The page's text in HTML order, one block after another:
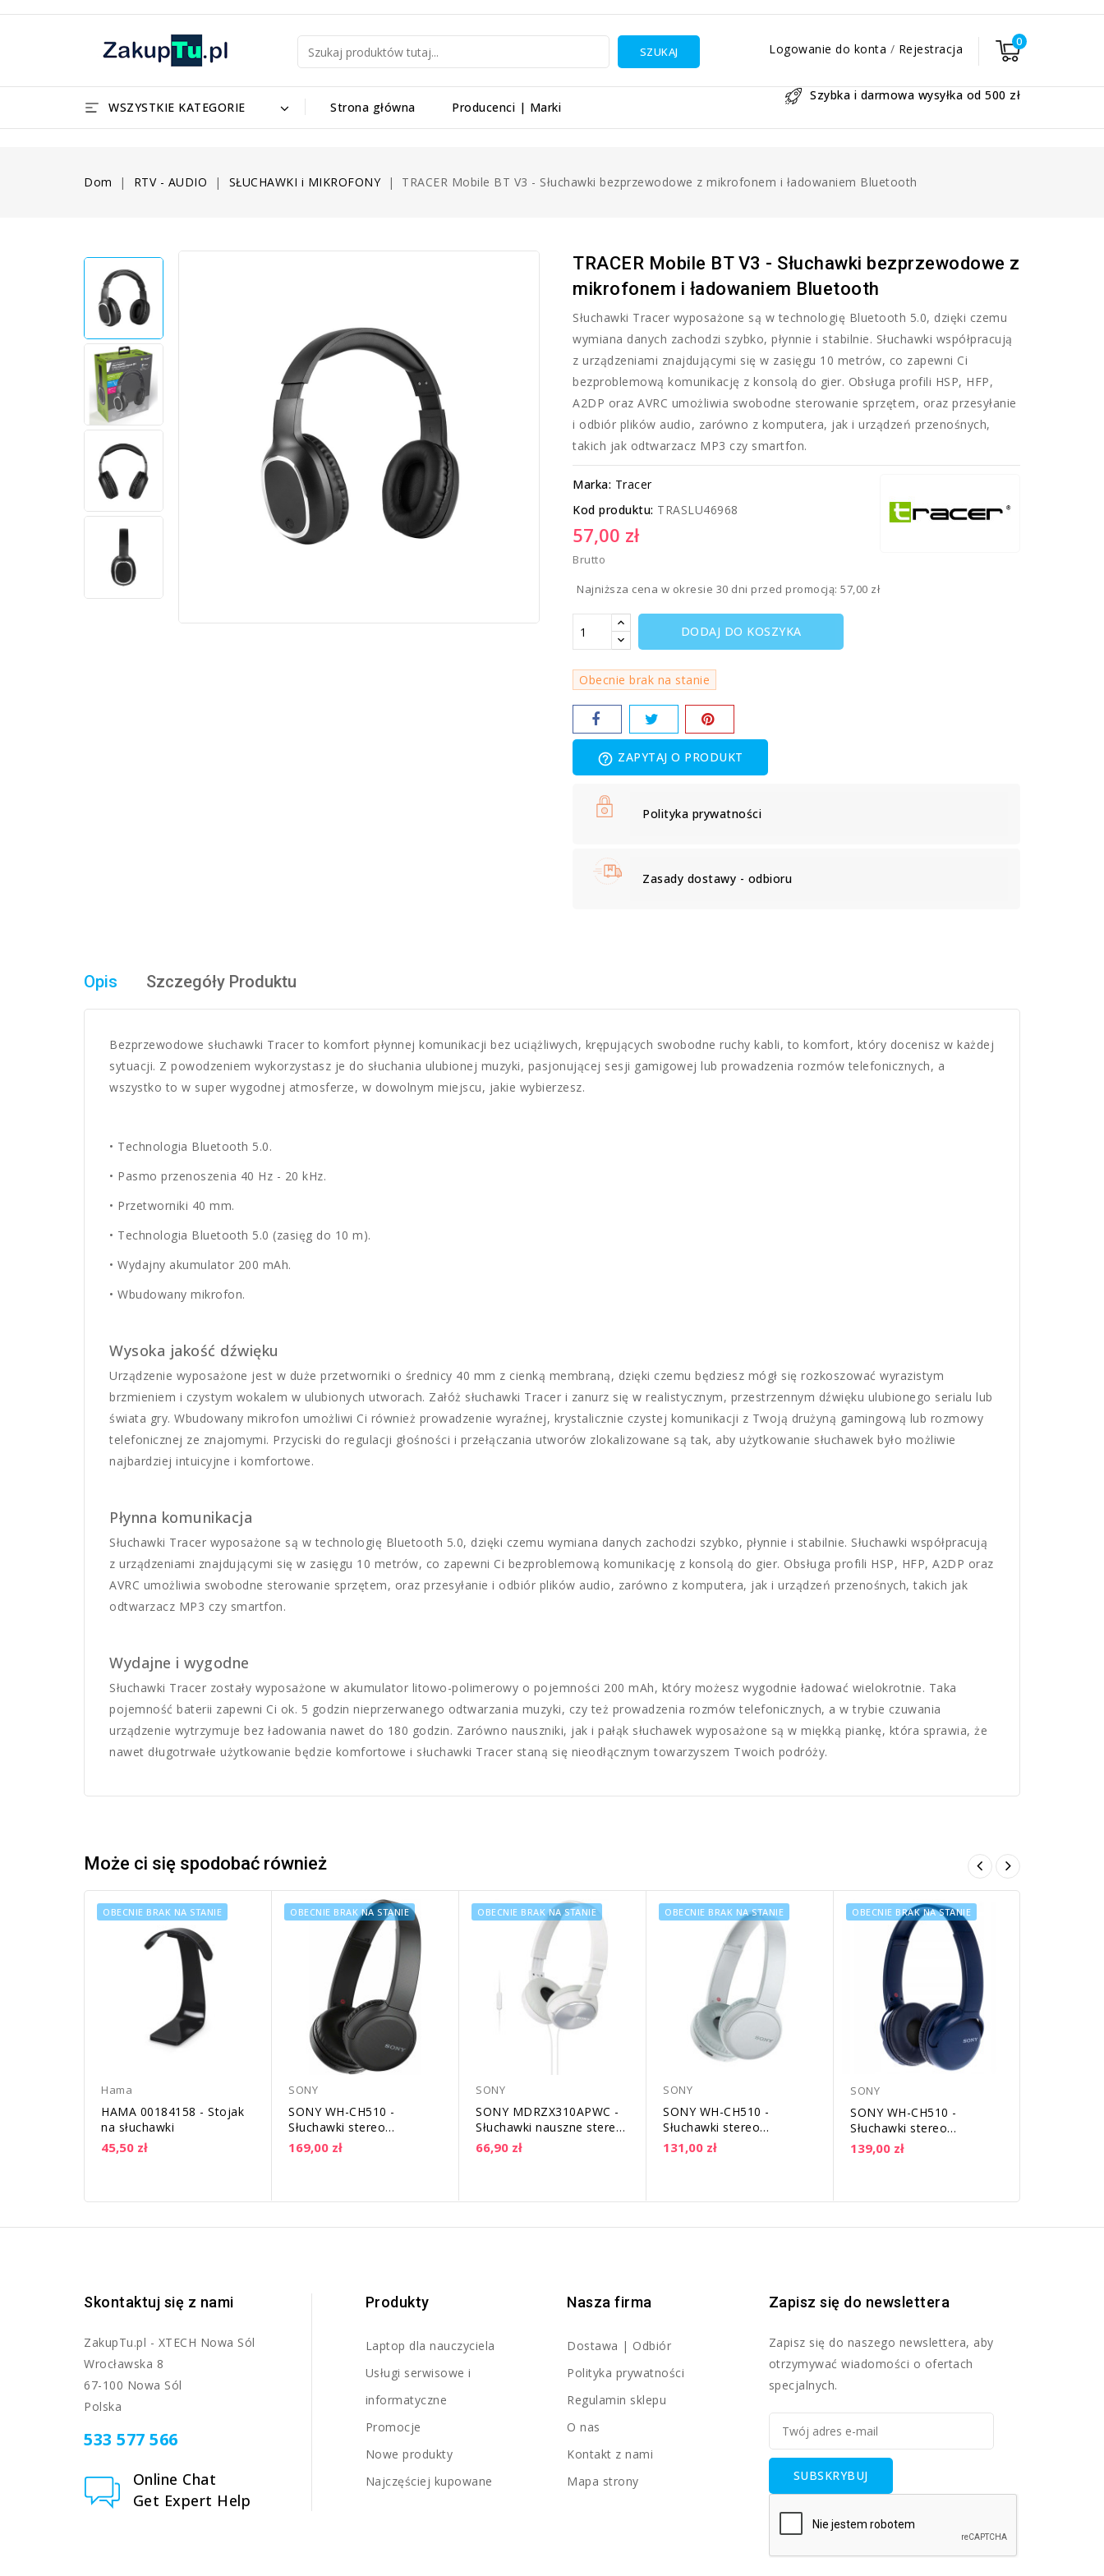
0
Logowanie do konta / Rejestracja
SZUKAJ
WSZYSTKIE KATEGORIE Strona główna Producenci | Marki
Szybka i darmowa wysyłka od 500 zł
Dom RTV - AUDIO SŁUCHAWKI i MIKROFONY TRACER Mobile BT V3 - Słuchawki bezprzewodowe z mikrofonem i ładowaniem Bluetooth
TRACER Mobile BT V3 - Słuchawki bezprzewodowe z
mikrofonem i ładowaniem Bluetooth
Słuchawki Tracer wyposażone są w technologię Bluetooth 5.0, dzięki czemu
wymiana danych zachodzi szybko, płynnie i stabilnie. Słuchawki współpracują
z urządzeniami znajdującymi się w zasięgu 10 metrów, co zapewni Ci
bezproblemową komunikację z konsolą do gier. Obsługa profili HSP, HFP,
A2DP oraz AVRC umożliwia swobodne sterowanie sprzętem, oraz przesyłanie
i odbiór plików audio, zarówno z komputera, jak i urządzeń przenośnych,
takich jak odtwarzacz MP3 czy smartfon.
Marka: Tracer
Kod produktu: TRASLU46968
57,00 zł
Brutto
Najniższa cena w okresie 30 dni przed promocją: 57,00 zł
DODAJ DO KOSZYKA
Obecnie brak na stanie
help_outline ZAPYTAJ O PRODUKT
Polityka prywatności
Zasady dostawy - odbioru
Opis Szczegóły Produktu
Bezprzewodowe słuchawki Tracer to komfort płynnej komunikacji bez uciążliwych, krępujących swobodne ruchy kabli, to komfort, który docenisz w każdej
sytuacji. Z powodzeniem wykorzystasz je do słuchania ulubionej muzyki, pasjonującej sesji gamigowej lub prowadzenia rozmów telefonicznych, a
wszystko to w super wygodnej atmosferze, w dowolnym miejscu, jakie wybierzesz.
• Technologia Bluetooth 5.0.
• Pasmo przenoszenia 40 Hz - 20 kHz.
• Przetworniki 40 mm.
• Technologia Bluetooth 5.0 (zasięg do 10 m).
• Wydajny akumulator 200 mAh.
• Wbudowany mikrofon.
Wysoka jakość dźwięku
Urządzenie wyposażone jest w duże przetworniki o średnicy 40 mm z cienką membraną, dzięki czemu będziesz mógł się rozkoszować wyrazistym
brzmieniem i czystym wokalem w ulubionych utworach. Załóż słuchawki Tracer i zanurz się w realistycznym, przestrzennym dźwięku ulubionego serialu lub
świata gry. Wbudowany mikrofon umożliwi Ci również prowadzenie wyraźnej, krystalicznie czystej komunikacji z Twoją drużyną gamingową lub rozmowy
telefonicznej ze znajomymi. Przyciski do regulacji głośności i przełączania utworów zlokalizowane są tak, aby użytkowanie słuchawek było możliwie
najbardziej intuicyjne i komfortowe.
Płynna komunikacja
Słuchawki Tracer wyposażone są w technologię Bluetooth 5.0, dzięki czemu wymiana danych zachodzi szybko, płynnie i stabilnie. Słuchawki współpracują
z urządzeniami znajdującymi się w zasięgu 10 metrów, co zapewni Ci bezproblemową komunikację z konsolą do gier. Obsługa profili HSP, HFP, A2DP oraz
AVRC umożliwia swobodne sterowanie sprzętem, oraz przesyłanie i odbiór plików audio, zarówno z komputera, jak i urządzeń przenośnych, takich jak
odtwarzacz MP3 czy smartfon.
Wydajne i wygodne
Słuchawki Tracer zostały wyposażone w akumulator litowo-polimerowy o pojemności 200 mAh, który możesz wygodnie ładować wielokrotnie. Taka
pojemność baterii zapewni Ci ok. 5 godzin nieprzerwanego odtwarzania muzyki, czy też prowadzenia rozmów telefonicznych, a w trybie czuwania
urządzenie wytrzymuje bez ładowania nawet do 180 godzin. Zarówno nauszniki, jak i pałąk słuchawek wyposażone są w miękką piankę, która sprawia, że
nawet długotrwałe użytkowanie będzie komfortowe i słuchawki Tracer staną się nieodłącznym towarzyszem Twoich podróży.
Może ci się spodobać również
OBECNIE BRAK NA STANIE
Hama
HAMA 00184158 - Stojak
na słuchawki
45,50 zł
OBECNIE BRAK NA STANIE
SONY
SONY WH-CH510 -
Słuchawki stereo
bezprzewodowe
Bluetooth | Czarne
169,00 zł
OBECNIE BRAK NA STANIE
SONY
SONY MDRZX310APWC -
Słuchawki nauszne stereo
składane z mikrofonem -
białe
66,90 zł
OBECNIE BRAK NA STANIE
SONY
SONY WH-CH510 -
Słuchawki stereo
bezprzewodowe
Bluetooth | Białe
131,00 zł
OBECNIE BRAK NA STANIE
SONY
SONY WH-CH510 -
Słuchawki stereo
bezprzewodowe Bluetooth
| Niebieskie
139,00 zł
Skontaktuj się z nami
ZakupTu.pl - XTECH Nowa Sól
Wrocławska 8
67-100 Nowa Sól
Polska
533 577 566
Online Chat
Get Expert Help
Produkty
Laptop dla nauczyciela
Usługi serwisowe i
informatyczne
Promocje
Nowe produkty
Najczęściej kupowane
Nasza firma
Dostawa | Odbiór
Polityka prywatności
Regulamin sklepu
O nas
Kontakt z nami
Mapa strony
Zapisz się do newslettera
Zapisz się do naszego newslettera, aby
otrzymywać wiadomości o ofertach
specjalnych.